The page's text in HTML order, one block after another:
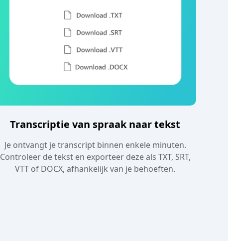
Transcriptie van spraak naar tekst
Je ontvangt je transcript binnen enkele minuten.
Controleer de tekst en exporteer deze als TXT, SRT,
VTT of DOCX, afhankelijk van je behoeften.